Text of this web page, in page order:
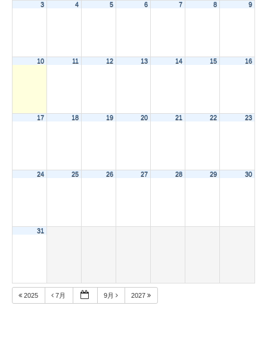
3 4 5 6 7 8 9
10 11 12 13 14 15 16
17 18 19 20 21 22 23
24 25 26 27 28 29 30
31
2025 7月 9月 2027